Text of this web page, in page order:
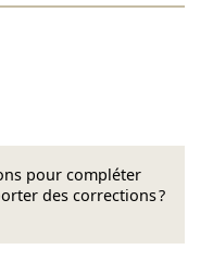
pour compléter
des corrections ?